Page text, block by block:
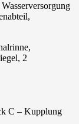
2
C – Kupplung